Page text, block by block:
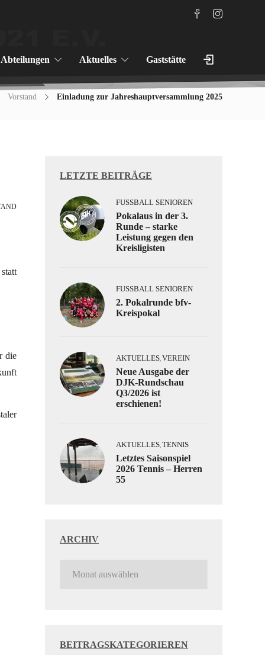
Abteilungen Aktuelles Gaststätte
Vorstand Einladung zur Jahreshauptversammlung 2025
die
LETZTE BEITRÄGE
FUSSBALL SENIOREN
Pokalaus in der 3.
Runde – starke
Leistung gegen den
Kreisligisten
FUSSBALL SENIOREN
2. Pokalrunde bfv-
Kreispokal
AKTUELLES, VEREIN
Neue Ausgabe der
DJK-Rundschau
Q3/2026 ist
erschienen!
AKTUELLES, TENNIS
Letztes Saisonspiel
2026 Tennis – Herren
55
ARCHIV
BEITRAGSKATEGORIEREN